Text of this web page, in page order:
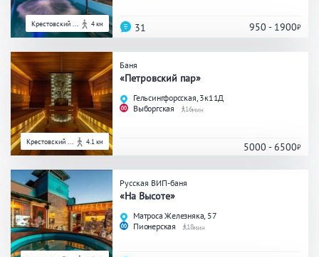
Заказ по меню
Удобства
На берегу водоема
Комната отдыха
Собственная парковка
Детская комната
Сеновал
ПРИМЕНИТЬ ФИЛЬТРЫ
Крестовский ... 4 км 950 - 1900
31
Крестовский ... 4.1 км
Баня
«Петровский пар»
Гельсингфорсская, 3к11Д
Выборгская
16
5000 - 6500
Русская ВИП-баня
«На Высоте»
Матроса Железняка, 57
Пионерская
18